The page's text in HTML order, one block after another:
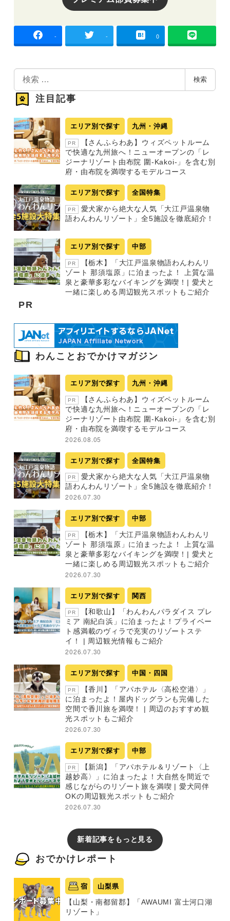
- - 0
検
索
検索
注目記事
エリア別で探す 九州・沖縄
PR
【さんふらわあ】ウィズペットルーム
で快適な九州旅へ！ニューオープンの「レ
ジーナリゾート由布院 圍-Kakoi-」を含む別
府・由布院を満喫するモデルコース
エリア別で探す 全国特集
PR
愛犬家から絶大な人気「大江戸温泉物
語わんわんリゾート」全5施設を徹底紹介！
エリア別で探す 中部
PR
【栃木】「大江戸温泉物語わんわんリ
ゾート 那須塩原」に泊まったよ！ 上質な温
泉と豪華多彩なバイキングを満喫！| 愛犬と
一緒に楽しめる周辺観光スポットもご紹介
PR
わんことおでかけマガジン
エリア別で探す 九州・沖縄
PR
【さんふらわあ】ウィズペットルーム
で快適な九州旅へ！ニューオープンの「レ
ジーナリゾート由布院 圍-Kakoi-」を含む別
府・由布院を満喫するモデルコース
2026.08.05
エリア別で探す 全国特集
PR
愛犬家から絶大な人気「大江戸温泉物
語わんわんリゾート」全5施設を徹底紹介！
2026.07.30
エリア別で探す 中部
PR
【栃木】「大江戸温泉物語わんわんリ
ゾート 那須塩原」に泊まったよ！ 上質な温
泉と豪華多彩なバイキングを満喫！| 愛犬と
一緒に楽しめる周辺観光スポットもご紹介
2026.07.30
エリア別で探す 関西
PR
【和歌山】「わんわんパラダイス プレ
ミア 南紀白浜」に泊まったよ！プライベー
ト感満載のヴィラで充実のリゾートステ
イ！ | 周辺観光情報もご紹介
2026.07.30
エリア別で探す 中国・四国
PR
【香川】「アパホテル〈高松空港〉」
に泊まったよ！屋内ドッグランも完備した
空間で香川旅を満喫！ | 周辺のおすすめ観
光スポットもご紹介
2026.07.30
エリア別で探す 中部
PR
【新潟】「アパホテル＆リゾート〈上
越妙高〉」に泊まったよ！大自然を間近で
感じながらのリゾート旅を満喫 | 愛犬同伴
OKの周辺観光スポットもご紹介
2026.07.30
新着記事をもっと見る
おでかけレポート
宿 山梨県
【山梨・南都留郡】「AWAUMI 富士河口湖
リゾート」